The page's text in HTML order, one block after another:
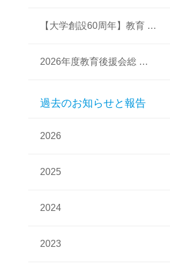
【大学創設60周年】教育 …
2026年度教育後援会総 …
過去のお知らせと報告
2026
2025
2024
2023